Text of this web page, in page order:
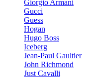
Giorgio Armani
Gucci
Guess
Hogan
Hugo Boss
Iceberg
Jean-Paul Gaultier
John Richmond
Just Cavalli